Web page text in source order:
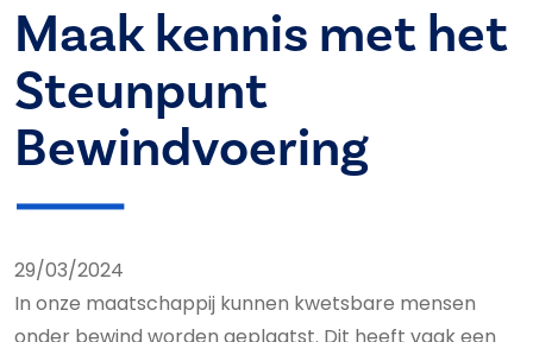
Maak kennis met het
Steunpunt
Bewindvoering
29/03/2024
In onze maatschappij kunnen kwetsbare mensen